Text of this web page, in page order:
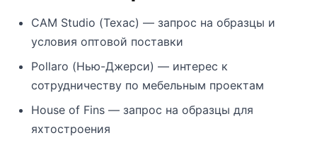
CAM Studio (Техас) — запрос на образцы и
условия оптовой поставки
Pollaro (Нью-Джерси) — интерес к
сотрудничеству по мебельным проектам
House of Fins — запрос на образцы для
яхтостроения